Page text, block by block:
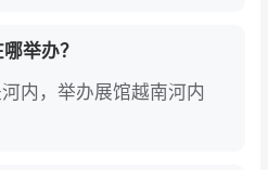
需进行观众身份认证审
标准的客户会要求补充
后会出具邮件确认或QR
举办？
内，举办展馆越南河内